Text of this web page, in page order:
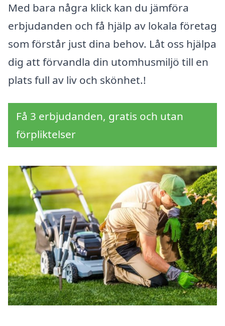
Med bara några klick kan du jämföra
erbjudanden och få hjälp av lokala företag
som förstår just dina behov. Låt oss hjälpa
dig att förvandla din utomhusmiljö till en
plats full av liv och skönhet.!
Få 3 erbjudanden, gratis och utan
förpliktelser